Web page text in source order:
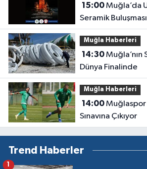
15:00Muğla’da Uluslararası
Seramik Buluşması
Muğla Haberleri
14:30Muğla’nın Sulama Projesi
Dünya Finalinde
Muğla Haberleri
14:00Muğlaspor 1. Lig’de İlk
Sınavına Çıkıyor
Trend Haberler
1